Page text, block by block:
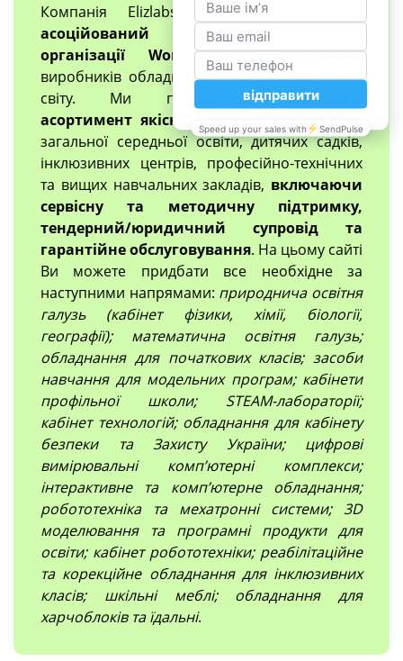
Компанія Elizlabs
єдиний в Україні
асоційований член міжнародної
організації Worlddidac, яка об'єднує
виробників обладнання для освіти з усього
світу. Ми пропонуємоширокий
асортимент якісних товарів
для закладів
загальної середньої освіти, дитячих садків,
інклюзивних центрів, професійно-технічних
та вищих навчальних закладів, включаючи
сервісну та методичну підтримку,
тендерний/юридичний супровід та
гарантійне обслуговування. На цьому сайті
Ви можете придбати все необхідне за
наступними напрямами: природнича освітня
галузь (кабінет фізики, хімії, біології,
географії); математична освітня галузь;
обладнання для початкових класів; засоби
навчання для модельних програм; кабінети
профільної школи; STEAM-лабораторії;
кабінет технологій; обладнання для кабінету
безпеки та Захисту України; цифрові
вимірювальні компʼютерні комплекси;
інтерактивне та комп’ютерне обладнання;
робототехніка та мехатронні системи; 3D
моделювання та програмні продукти для
освіти; кабінет робототехніки; реабілітаційне
та корекційне обладнання для інклюзивних
класів; шкільні меблі; обладнання для
харчоблоків та їдальні.